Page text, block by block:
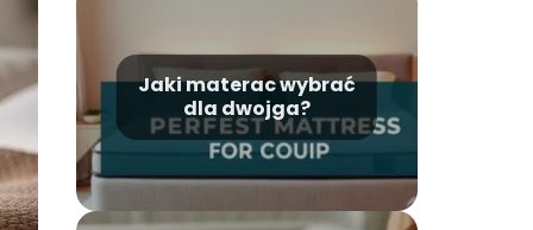
Jaki materac wybrać
dla dwojga?